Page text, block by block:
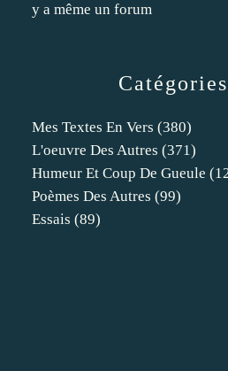
Catégories
Mes Textes En Vers (380)
L'oeuvre Des Autres (371)
Humeur Et Coup De Gueule
Poèmes Des Autres (99)
Essais (89)
y a même un forum